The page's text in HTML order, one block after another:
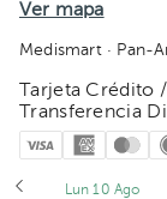
Ver mapa
Medismart· Pan-
Tarjeta Crédito
Transferencia
Lun 10 Ago